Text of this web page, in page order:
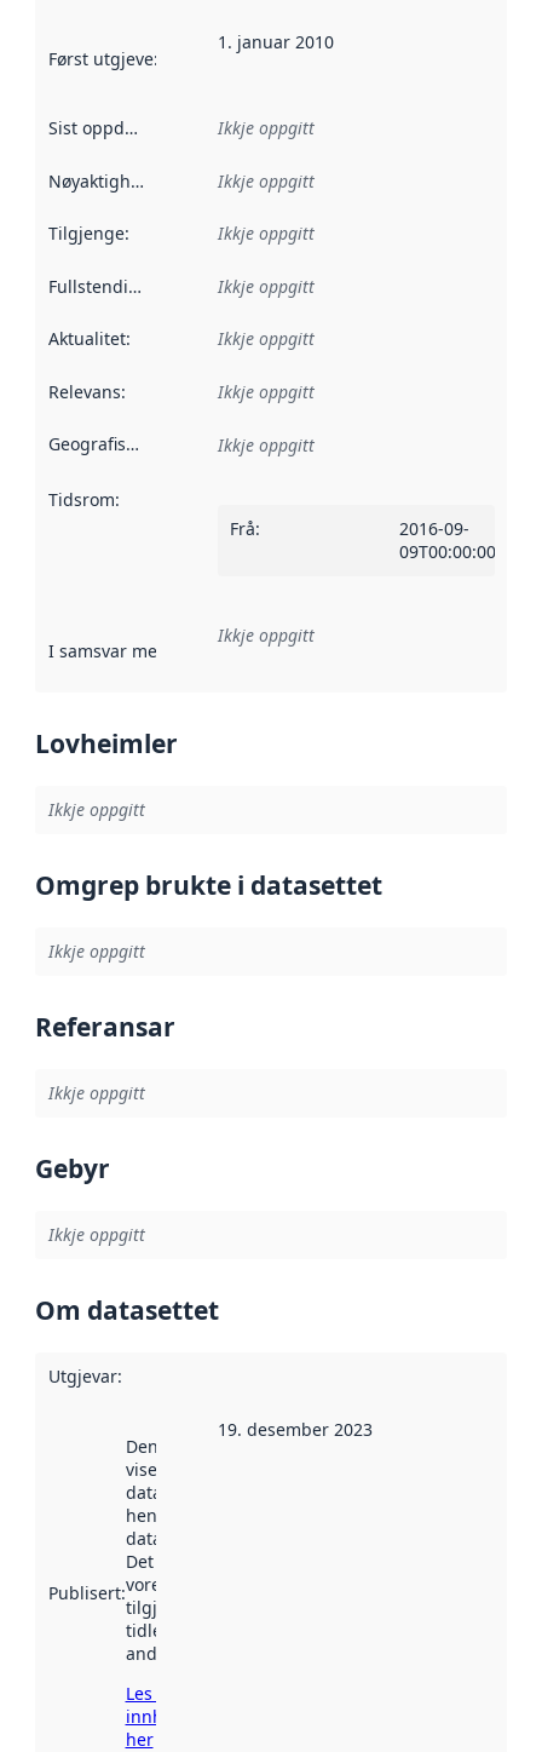
Først utgjeve: Denne datoen seier når dataa i dette
1. januar 2010
Sist oppdatert Ikkje oppgitt
Nøyaktigheit Ikkje oppgitt
Tilgjenge: Ikkje oppgitt
Fullstendigheit Ikkje oppgitt
Aktualitet: Ikkje oppgitt
Relevans: Ikkje oppgitt
Geografisk område Ikkje oppgitt
Tidsrom:
Frå:
2016-09-
09T00:00:00Z
I samsvar med Referanse til ei implementeringsregel eller
Ikkje oppgitt
Lovheimler
Ikkje oppgitt
Omgrep brukte i datasettet
Ikkje oppgitt
Referansar
Ikkje oppgitt
Gebyr
Ikkje oppgitt
Om datasettet
Utgjevar:
Publisert:
Denne datoen
viser når
datasettet vart
henta inn av
data.norge.no.
Det kan ha
vore
tilgjengeleg
tidlegare
andre stader.
Les meir om
innhenting
her
19. desember 2023